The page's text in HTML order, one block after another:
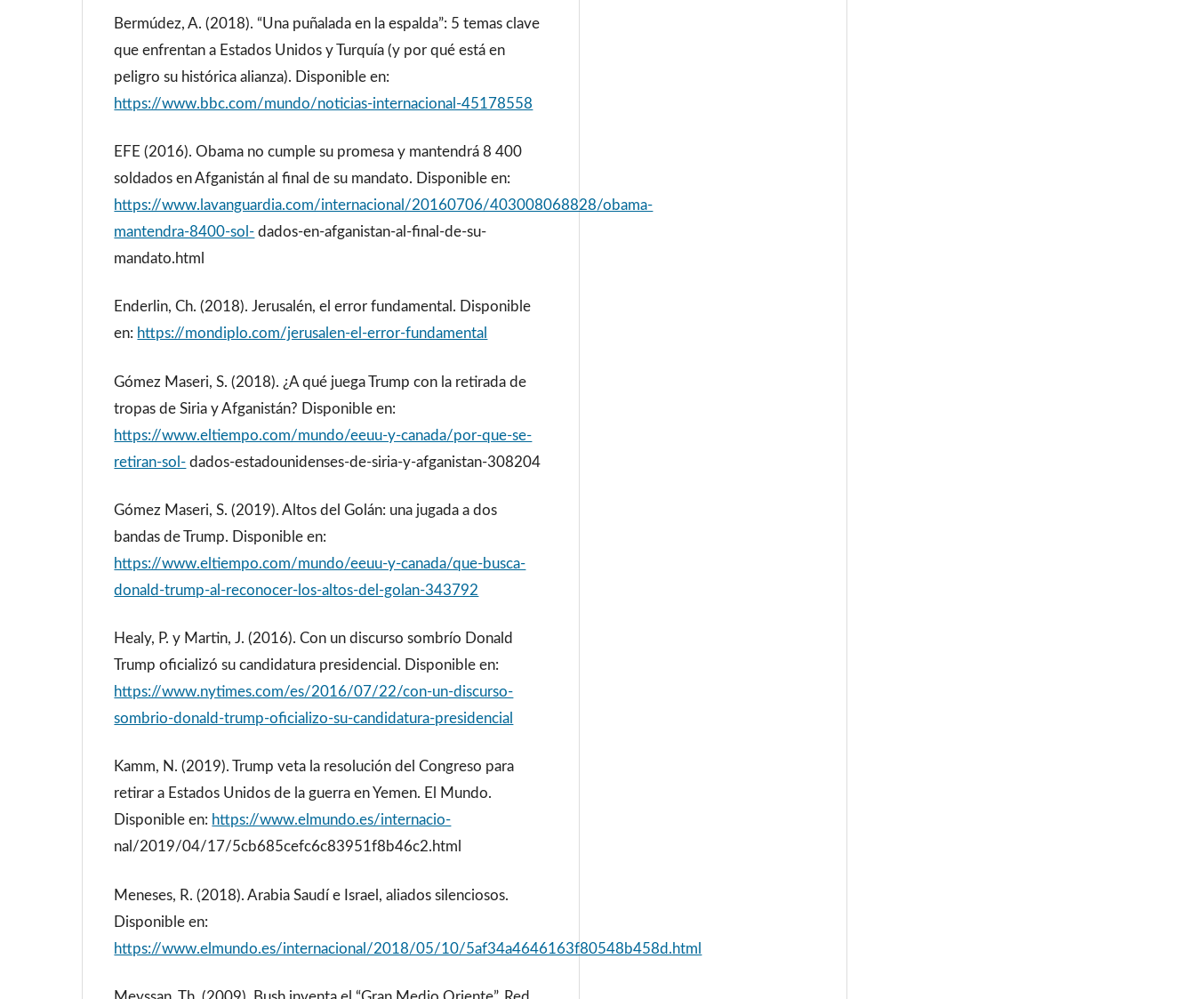
Bermúdez, A. (2018). “Una puñalada en la espalda”: 5 temas clave
que enfrentan a Estados Unidos y Turquía (y por qué está en
peligro su histórica alianza). Disponible en:
https://www.bbc.com/mundo/noticias-internacional-45178558
EFE (2016). Obama no cumple su promesa y mantendrá 8 400
soldados en Afganistán al final de su mandato. Disponible en:
https://www.lavanguardia.com/internacional/20160706/403008068828/obama-
mantendra-8400-sol- dados-en-afganistan-al-final-de-su-
mandato.html
Enderlin, Ch. (2018). Jerusalén, el error fundamental. Disponible
en: https://mondiplo.com/jerusalen-el-error-fundamental
Gómez Maseri, S. (2018). ¿A qué juega Trump con la retirada de
tropas de Siria y Afganistán? Disponible en:
https://www.eltiempo.com/mundo/eeuu-y-canada/por-que-se-
retiran-sol- dados-estadounidenses-de-siria-y-afganistan-308204
Gómez Maseri, S. (2019). Altos del Golán: una jugada a dos
bandas de Trump. Disponible en:
https://www.eltiempo.com/mundo/eeuu-y-canada/que-busca-
donald-trump-al-reconocer-los-altos-del-golan-343792
Healy, P. y Martin, J. (2016). Con un discurso sombrío Donald
Trump oficializó su candidatura presidencial. Disponible en:
https://www.nytimes.com/es/2016/07/22/con-un-discurso-
sombrio-donald-trump-oficializo-su-candidatura-presidencial
Kamm, N. (2019). Trump veta la resolución del Congreso para
retirar a Estados Unidos de la guerra en Yemen. El Mundo.
Disponible en: https://www.elmundo.es/internacio-
nal/2019/04/17/5cb685cefc6c83951f8b46c2.html
Meneses, R. (2018). Arabia Saudí e Israel, aliados silenciosos.
Disponible en:
https://www.elmundo.es/internacional/2018/05/10/5af34a4646163f80548b458d.html